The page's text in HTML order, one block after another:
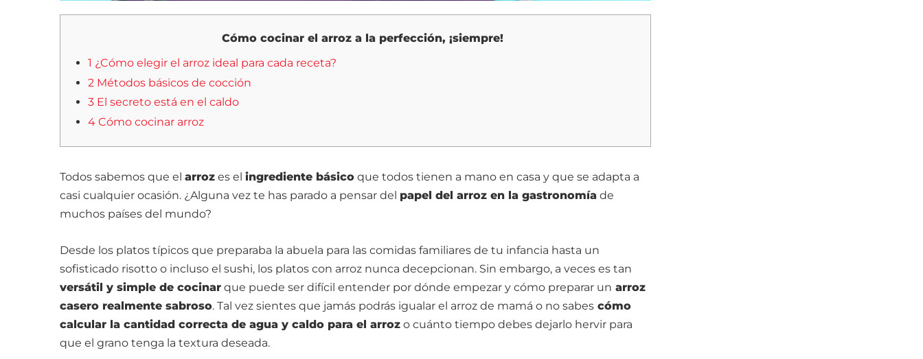
Cómo cocinar el arroz a la perfección, ¡siempre!
1 ¿Cómo elegir el arroz ideal para cada receta?
2 Métodos básicos de cocción
3 El secreto está en el caldo
4 Cómo cocinar arroz
Todos sabemos que el arroz es el ingrediente básico que todos tienen a mano en casa y que se adapta a
casi cualquier ocasión. ¿Alguna vez te has parado a pensar del papel del arroz en la gastronomía de
muchos países del mundo?
Desde los platos típicos que preparaba la abuela para las comidas familiares de tu infancia hasta un
sofisticado risotto o incluso el sushi, los platos con arroz nunca decepcionan. Sin embargo, a veces es tan
versátil y simple de cocinar que puede ser difícil entender por dónde empezar y cómo preparar un arroz
casero realmente sabroso. Tal vez sientes que jamás podrás igualar el arroz de mamá o no sabes cómo
calcular la cantidad correcta de agua y caldo para el arroz o cuánto tiempo debes dejarlo hervir para
que el grano tenga la textura deseada.